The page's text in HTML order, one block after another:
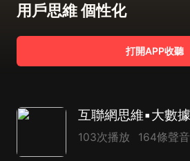
用戶思維 個性化
打開APP收聽
103次播放 164條聲音